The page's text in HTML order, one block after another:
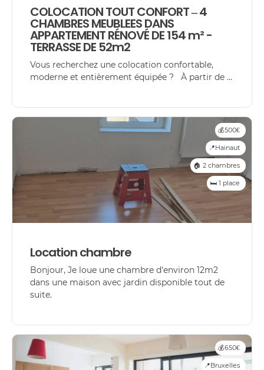
COLOCATION TOUT CONFORT – 4
CHAMBRES MEUBLEES DANS
APPARTEMENT RÉNOVÉ DE 154 m² -
TERRASSE DE 52m2
Vous recherchez une colocation confortable,
moderne et entièrement équipée ? À partir de ...
💰500€
📍Hainaut
🏠 2 chambres
🛏️ 1 place
Location chambre
Bonjour, Je loue une chambre d'environ 12m2
dans une maison avec jardin disponible tout de
suite.
💰650€
📍Bruxelles